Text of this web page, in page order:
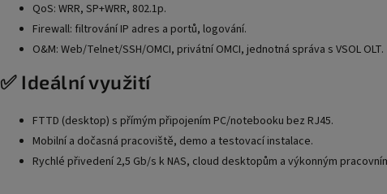
QoS: WRR, SP+WRR, 802.1p.
Firewall: filtrování IP adres a portů, logování.
O&M: Web/Telnet/SSH/OMCI, privátní OMCI, jednotná správa s VSOL OLT.
✅ Ideální využití
FTTD (desktop) s přímým připojením PC/notebooku bez RJ45.
Mobilní a dočasná pracoviště, demo a testovací instalace.
Rychlé přivedení 2,5 Gb/s k NAS, cloud desktopům a výkonným